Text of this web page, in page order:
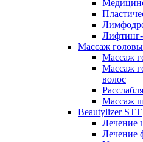
Массаж
Массаж
Массаж
волос
Массаж
Beautylizer STT
Лечение
Лечение